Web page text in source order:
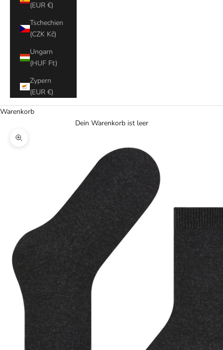
(EUR €)
Tschechien
(CZK Kč)
Ungarn
(HUF Ft)
Zypern
(EUR €)
Warenkorb
Dein Warenkorb ist leer
Bild vergrößern